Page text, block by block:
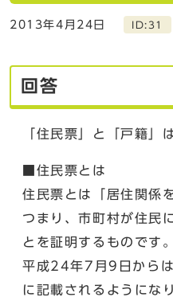
2013年4月24日 ID:31
回答
「住民票」と「戸籍」
■住民票とは
住民票とは「居住関係
つまり、市町村が住民
とを証明するものです。
平成24年7月9日から
に記載されるようにな